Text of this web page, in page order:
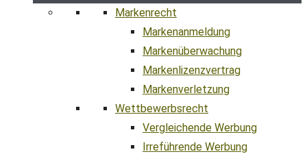
Markenrecht
Markenanmeldung
Markenüberwachung
Markenlizenzvertrag
Markenverletzung
Wettbewerbsrecht
Vergleichende Werbung
Irreführende Werbung